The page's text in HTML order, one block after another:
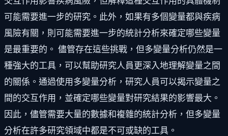
可能需要進一步的研究。此外，如果有多個變量都與疾病
風險有關，則可能需要進一步的統計分析來確定哪些變量
是最重要的。 儘管存在這些挑戰，但多變量分析仍然是一
種強大的工具，可以幫助研究人員更深入地理解變量之間
的關係。通過使用多變量分析，研究人員可以揭示變量之
間的交互作用，並確定哪些變量對研究結果的影響最大。
因此，儘管需要大量的數據和複雜的統計分析，但多變量
分析在許多研究領域中都是不可或缺的工具。